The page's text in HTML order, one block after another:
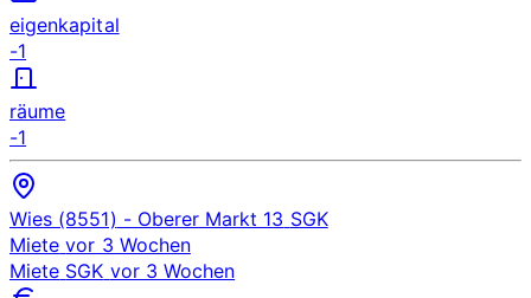
eigenkapital
-1
räume
-1
Wies (8551) - Oberer Markt 13 SGK
Miete vor 3 Wochen
Miete SGK vor 3 Wochen